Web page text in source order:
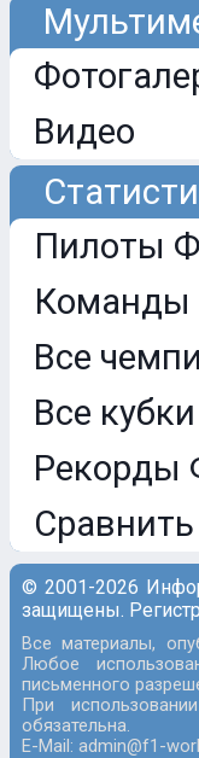
Видео
Пилоты
Команды
Все
Все
Рекорды
© 2001-2026
защищены.
Все материалы,
Любое
письменного
При
обязательна.
E-Mail: admin@f1-